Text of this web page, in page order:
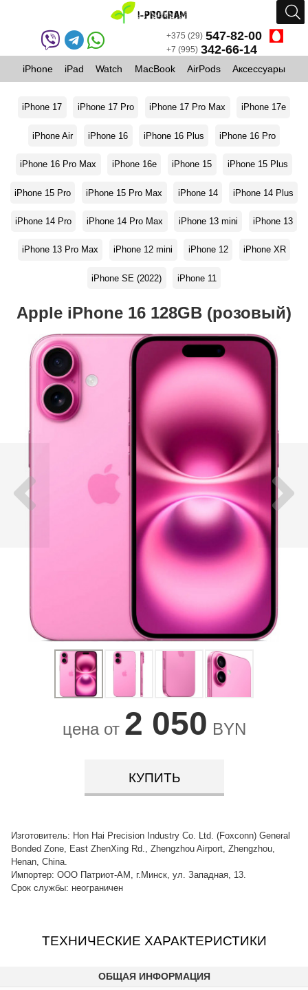
+375 (29) 547-82-00
+7 (995) 342-66-14
iPhone iPad Watch MacBook AirPods Аксессуары
iPhone 17 iPhone 17 Pro iPhone 17 Pro Max iPhone 17e
iPhone Air iPhone 16 iPhone 16 Plus iPhone 16 Pro
iPhone 16 Pro Max iPhone 16e iPhone 15 iPhone 15 Plus
iPhone 15 Pro iPhone 15 Pro Max iPhone 14 iPhone 14 Plus
iPhone 14 Pro iPhone 14 Pro Max iPhone 13 mini iPhone 13
iPhone 13 Pro Max iPhone 12 mini iPhone 12 iPhone XR
iPhone SE (2022) iPhone 11
Apple iPhone 16 128GB (розовый)
цена от 2 050 BYN
КУПИТЬ
Изготовитель: Hon Hai Precision Industry Co. Ltd. (Foxconn) General
Bonded Zone, East ZhenXing Rd., Zhengzhou Airport, Zhengzhou,
Henan, China.
Импортер: ООО Патриот-АМ, г.Минск, ул. Западная, 13.
Срок службы: неограничен
ТЕХНИЧЕСКИЕ ХАРАКТЕРИСТИКИ
ОБЩАЯ ИНФОРМАЦИЯ